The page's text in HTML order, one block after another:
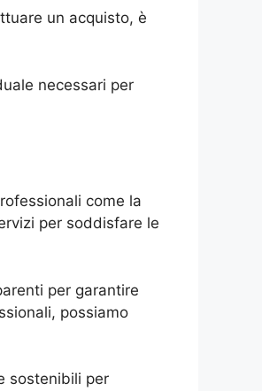
un acquisto, è
necessari per
come la
per soddisfare le
per garantire
possiamo
sostenibili per